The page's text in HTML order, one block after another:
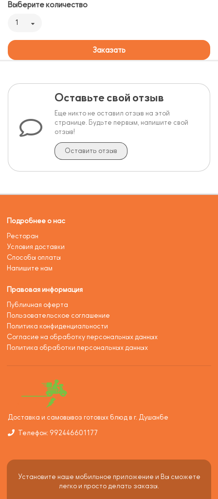
Выберите количество
1
Заказать
Оставьте свой отзыв
Еще никто не оставил отзыв на этой
странице. Будьте первым, напишите свой
отзыв!
Оставить отзыв
Подробнее о нас
Ресторан
Условия доставки
Способы оплаты
Напишите нам
Правовая информация
Публичная оферта
Пользовательское соглашение
Политика конфиденциальности
Согласие на обработку персональных данных
Политика обработки персональных данных
Доставка и самовывоз готовых блюд в г. Душанбе
Телефон: 992446601177
Установите наше мобильное приложение и Вы сможете
легко и просто делать заказы.